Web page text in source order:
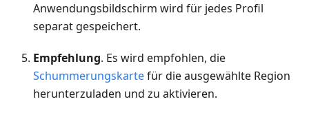
Anwendungsbildschirm wird für jedes Profil
separat gespeichert.
Empfehlung. Es wird empfohlen, die
Schummerungskartefür die ausgewählte Region
herunterzuladen und zu aktivieren.